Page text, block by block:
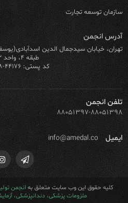
سازمان توسعه تجارت
آدرس انجمن
طبقه ۴، واحد ۱۲
کد پستی: ۴۴۱۷۶-۱۴۳۶۸
تلفن انجمن
۸۸۰۵۱۳۹۷-۸۸۰۵۱۳۹۸
ایمیل info@amedal.co
کلیه حقوق این وب سایت متعلق بهانجمن
ملزومات پزشکی، دندانپزشکی،